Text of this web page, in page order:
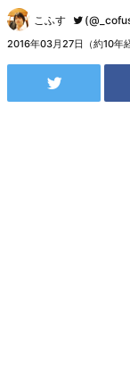
こふす
2016年03月27日（約10年経